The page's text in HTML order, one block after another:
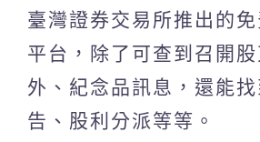
臺灣證券交易所推出的
平台，除了可查到召開
外、紀念品訊息，還能
告、股利分派等等。